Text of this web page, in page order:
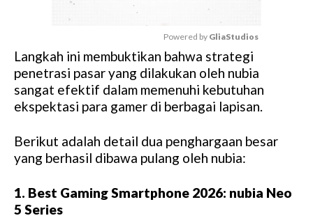
M
u
t
e
Powered by GliaStudios
Langkah ini membuktikan bahwa strategi
penetrasi pasar yang dilakukan oleh nubia
sangat efektif dalam memenuhi kebutuhan
ekspektasi para gamer di berbagai lapisan.
Berikut adalah detail dua penghargaan besar
yang berhasil dibawa pulang oleh nubia:
1. Best Gaming Smartphone 2026: nubia Neo
5 Series